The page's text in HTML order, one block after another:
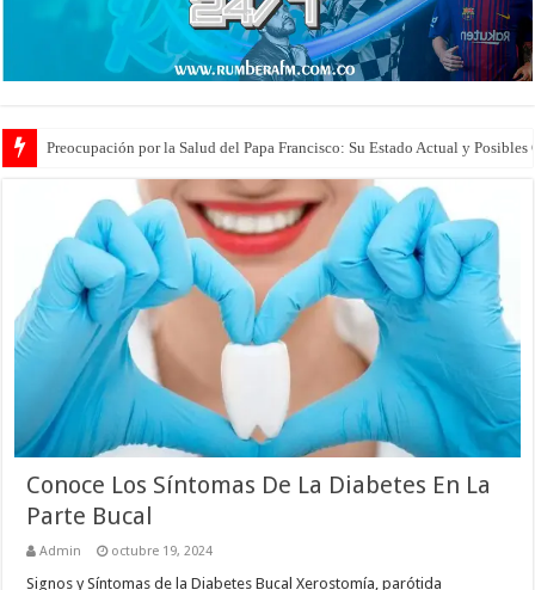
Preocupación por la Salud del Papa Francisco: Su Estado Actual y Posibles
Conoce Los Síntomas De La Diabetes En La
Parte Bucal
Admin octubre 19, 2024
Signos y Síntomas de la Diabetes Bucal Xerostomía, parótida